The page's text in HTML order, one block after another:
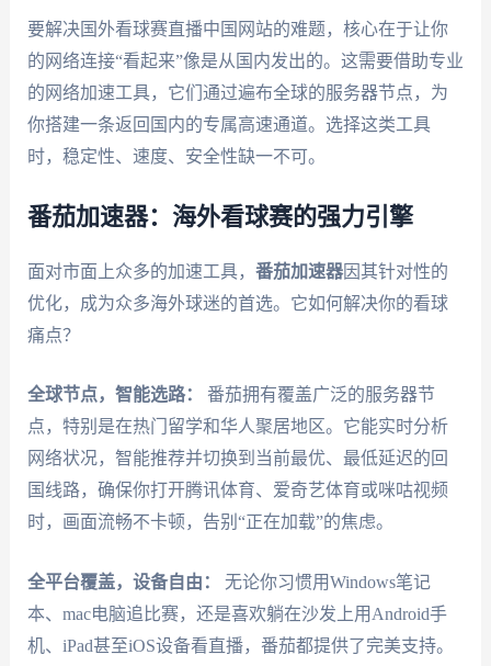
要解决国外看球赛直播中国网站的难题，核心在于让你
的网络连接“看起来”像是从国内发出的。这需要借助专业
的网络加速工具，它们通过遍布全球的服务器节点，为
你搭建一条返回国内的专属高速通道。选择这类工具
时，稳定性、速度、安全性缺一不可。
番茄加速器：海外看球赛的强力引擎
面对市面上众多的加速工具， 番茄加速器因其针对性的
优化，成为众多海外球迷的首选。它如何解决你的看球
痛点？
全球节点，智能选路：
番茄拥有覆盖广泛的服务器节
点，特别是在热门留学和华人聚居地区。它能实时分析
网络状况，智能推荐并切换到当前最优、最低延迟的回
国线路，确保你打开腾讯体育、爱奇艺体育或咪咕视频
时，画面流畅不卡顿，告别“正在加载”的焦虑。
全平台覆盖，设备自由：
无论你习惯用Windows笔记
本、mac电脑追比赛，还是喜欢躺在沙发上用Android手
机、iPad甚至iOS设备看直播，番茄都提供了完美支持。